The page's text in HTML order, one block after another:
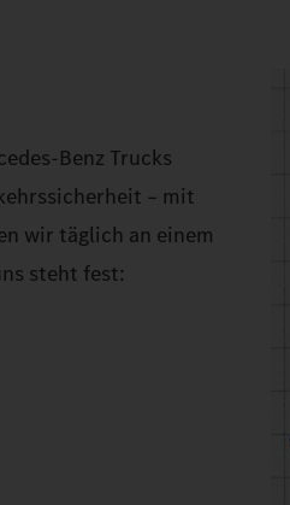
Trucks
– mit
wir täglich an einem
steht fest: